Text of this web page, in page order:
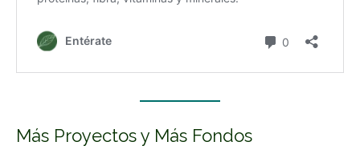
Más Proyectos y Más Fondos